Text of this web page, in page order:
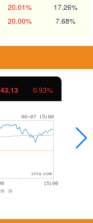
20.01% 17.26%
20.00% 7.68%
43.13 0.93%